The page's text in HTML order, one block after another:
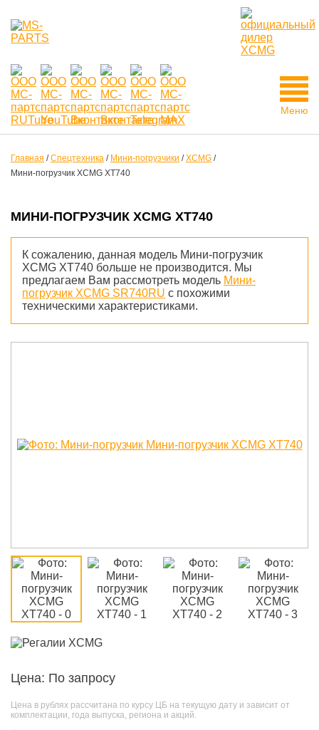
Меню
Главная /Спецтехника / Мини-погрузчики /XCMG /
Мини-погрузчик XCMG XT740
МИНИ-ПОГРУЗЧИК XCMG XT740
К сожалению, данная модель Мини-погрузчик
XCMG XT740 больше не производится. Мы
предлагаем Вам рассмотреть модель Мини-
погрузчик XCMG SR740RU с похожими
техническими характеристиками.
Цена: По запросу
Цена в рублях рассчитана по курсу ЦБ на текущую дату и зависит от
комплектации, года выпуска, региона и акций.